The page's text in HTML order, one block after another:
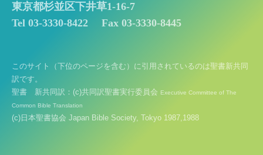
東京都杉並区下井草1-16-7
Tel 03-3330-8422
Fax 03-3330-8445
このサイト（下位のページを含む）に引用されているのは聖書新共同
訳です。
聖書 新共同訳：(c)共同訳聖書実行委員会 Executive Committee of The
Common Bible Translation
(c)日本聖書協会 Japan Bible Society, Tokyo 1987,1988